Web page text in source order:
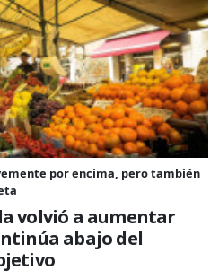
por encima, pero también
volvió a aumentar
abajo del